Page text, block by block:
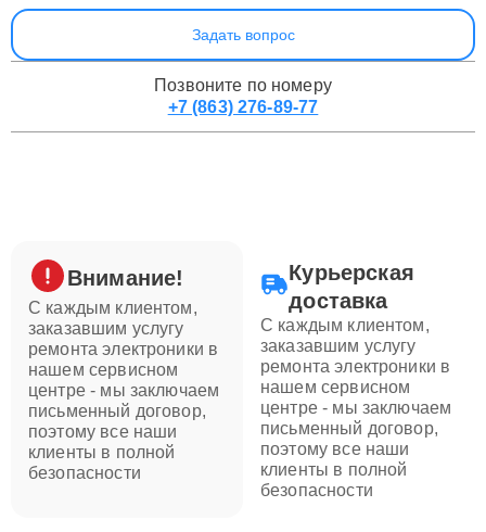
Задать вопрос
Позвоните по номеру
+7 (863) 276-89-77
Внимание!
С каждым клиентом,
заказавшим услугу
ремонта электроники в
нашем сервисном
центре - мы заключаем
письменный договор,
поэтому все наши
клиенты в полной
безопасности
Курьерская
доставка
С каждым клиентом,
заказавшим услугу
ремонта электроники в
нашем сервисном
центре - мы заключаем
письменный договор,
поэтому все наши
клиенты в полной
безопасности